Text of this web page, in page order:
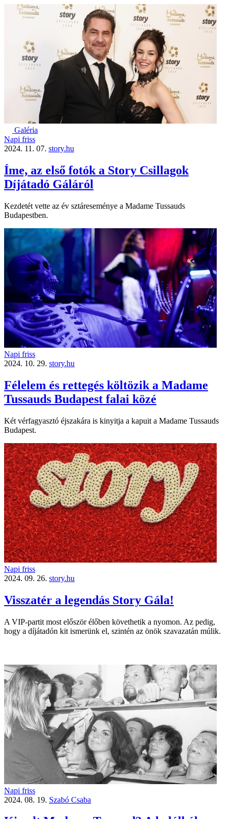
Galéria
Napi friss
2024. 11. 07. story.hu
Íme, az első fotók a Story Csillagok
Díjátadó Gáláról
Kezdetét vette az év sztáreseménye a Madame Tussauds
Budapestben.
Napi friss
2024. 10. 29. story.hu
Félelem és rettegés költözik a Madame
Tussauds Budapest falai közé
Két vérfagyasztó éjszakára is kinyitja a kapuit a Madame Tussauds
Budapest.
Napi friss
2024. 09. 26. story.hu
Visszatér a legendás Story Gála!
A VIP-partit most először élőben követhetik a nyomon. Az pedig,
hogy a díjátadón kit ismerünk el, szintén az önök szavazatán múlik.
Napi friss
2024. 08. 19. Szabó Csaba